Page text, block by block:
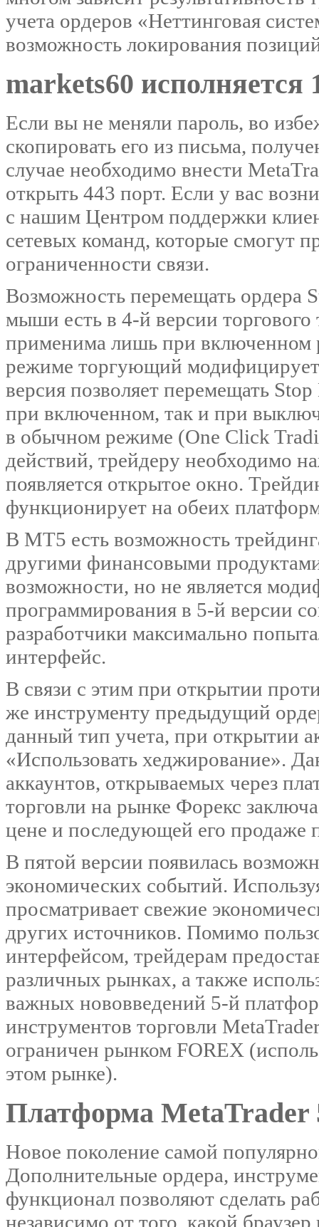
учета ордеров «Неттинговая
возможность локирования
markets60 исполняется
Если вы не меняли пароль, во
скопировать его из письма,
случае необходимо внести
открыть 443 порт. Если у вас
с нашим Центром поддержки
сетевых команд, которые смогут
ограниченности связи.
Возможность перемещать ордера
мыши есть в 4-й версии
применима лишь при
режиме торгующий
версия позволяет перемещать
при включенном, так и при
в обычном режиме (One Click
действий, трейдеру необходимо
появляется открытое окно.
функционирует на обеих
В МТ5 есть возможность
другими финансовыми
возможности, но не является
программирования в 5-й версии
разработчики максимально
интерфейс.
В связи с этим при открытии
же инструменту предыдущий
данный тип учета, при открытии
«Использовать хеджирование».
аккаунтов, открываемых через
торговли на рынке Форекс
цене и последующей его продаже
В пятой версии появилась
экономических событий.
просматривает свежие
других источников. Помимо
интерфейсом, трейдерам
различных рынках, а также
важных нововведений 5-й
инструментов торговли
ограничен рынком FOREX
этом рынке).
Платформа MetaTrader
Новое поколение самой
Дополнительные ордера,
функционал позволяют сделать
независимо от того, какой